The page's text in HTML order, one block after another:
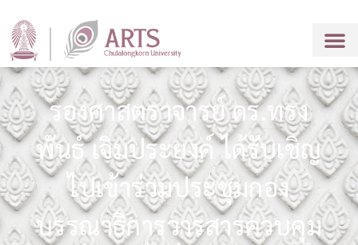
รองศาสตราจารย์ ดร.ทรง
พันธ์ เจิมประยงค์ ได้รับเชิญ
ไปเข้าร่วมประชุมกอง
บรรณาธิการวารสารควบคุม